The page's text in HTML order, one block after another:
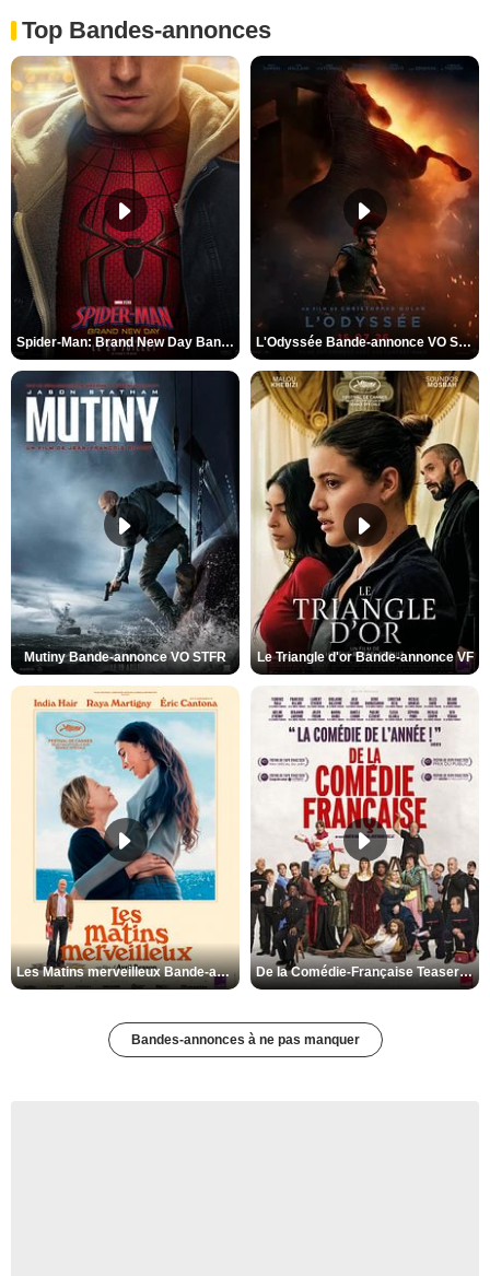
Top Bandes-annonces
Spider-Man: Brand New Day Bande-annonce VO STFR L'Odyssée Bande-annonce VO STFR
Mutiny Bande-annonce VO STFR Le Triangle d'or Bande-annonce VF
Les Matins merveilleux Bande-annonce VF De la Comédie-Française Teaser VF
Bandes-annonces à ne pas manquer